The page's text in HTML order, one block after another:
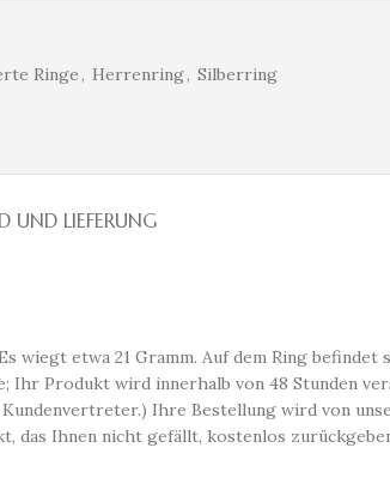
Ringe, Herrenring, Silberring
UND LIEFERUNG
etwa 21 Gramm. Auf dem Ring befindet
Ihr Produkt wird innerhalb von 48 Stunden
Ihre Bestellung wird von
das Ihnen nicht gefällt, kostenlos